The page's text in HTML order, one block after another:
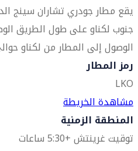
الوصول إلى المطار من لكناو حوالي 20 دقيقة
رمز المطار
LKO
مشاهدة الخريطة
المنطقة الزمنية
توقيت غرينتش +5:30 ساعات